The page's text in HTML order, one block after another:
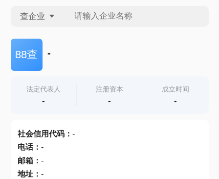
查企业
查企业
查产地
88查 -
法定代表人
-
注册资本
-
成立时间
-
社会信用代码： -
电话： -
邮箱： -
地址： -